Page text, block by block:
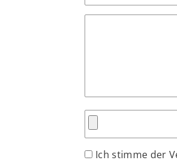
Ich stimme der